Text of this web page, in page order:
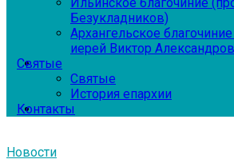
Безукладников)
Архангельское
иерей Виктор
Святые
Святые
История епархии
Контакты
Новости